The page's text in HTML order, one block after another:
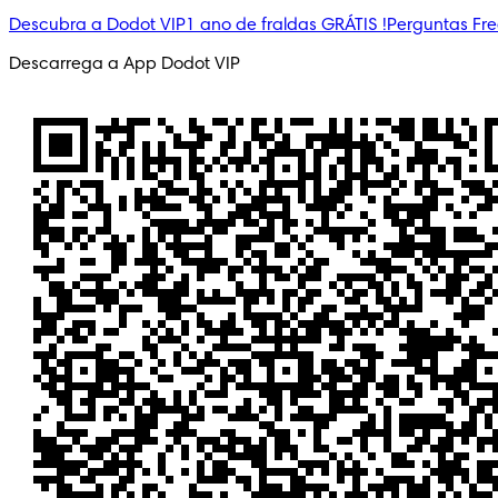
Descubra a Dodot VIP1 ano de fraldas GRÁTIS !Perguntas
Descarrega a App Dodot VIP